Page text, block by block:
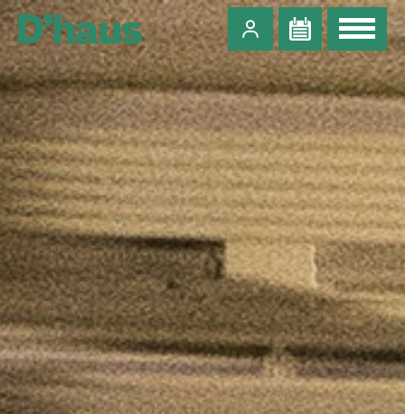
Zum Hauptinhalt springen Zum Footer springen